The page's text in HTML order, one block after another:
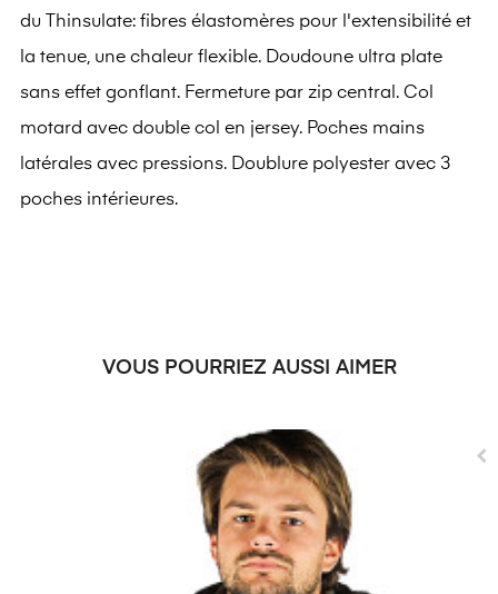
du Thinsulate: fibres élastomères pour l'extensibilité et
la tenue, une chaleur flexible. Doudoune ultra plate
sans effet gonflant. Fermeture par zip central. Col
motard avec double col en jersey. Poches mains
latérales avec pressions. Doublure polyester avec 3
poches intérieures.
VOUS POURRIEZ AUSSI AIMER